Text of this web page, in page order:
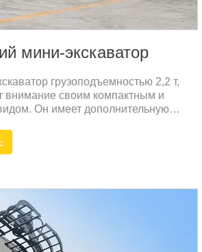
мини-экскаватор
грузоподъемностью 2,2 т,
внимание своим компактным и
Он имеет дополнительную
по сравнению с
а также отражает его
4000 ммШирина
ммВысота транспортировки 2850
ммМакс. глубина
высота копания3300 ммМакс.